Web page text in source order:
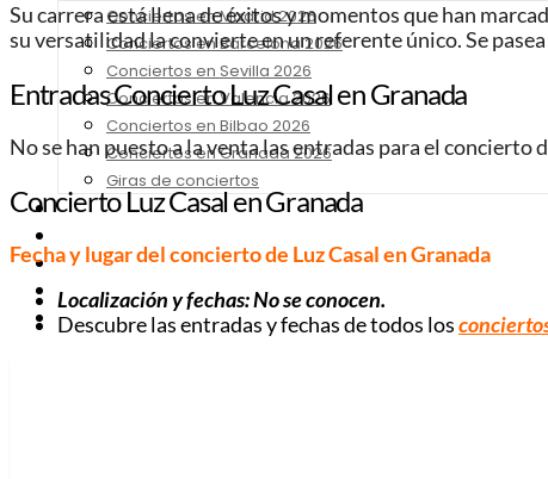
Conciertos en Madrid 2026
Conciertos en Barcelona 2026
Conciertos en Sevilla 2026
Conciertos en Valencia 2026
Conciertos en Bilbao 2026
Conciertos en Granada 2026
Giras de conciertos
Noticias de Festivales
Series y Tv
Cine
Contacto
Su carrera está llena de éxitos y momentos que han
su versatilidad la convierte en un referente único. Se
Entradas Concierto Luz Casalen Granada
No se han puesto a la venta las entradas para el concierto
Concierto Luz Casal en Granada
Fecha y lugar del concierto de Luz Casalen Granada
Localización y fechas: No se conocen.
Descubre las entradas y fechas de todos los